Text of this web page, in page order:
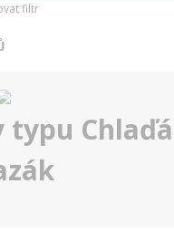
filtr
typu